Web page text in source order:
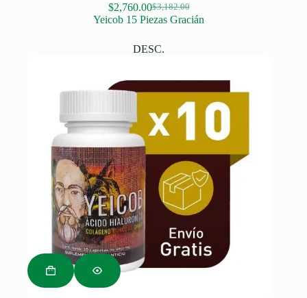
$3,182.00
Original
price
$3,182.00.
$2,760.00Current
price
$2,760.00.
Yeicob 15 Piezas Gracián
DESC.